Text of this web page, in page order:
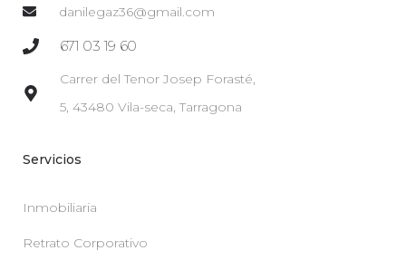
danilegaz36@gmail.com
671 03 19 60
Carrer del Tenor Josep Forasté,
5, 43480 Vila-seca, Tarragona
Servicios
Inmobiliaria
Retrato Corporativo